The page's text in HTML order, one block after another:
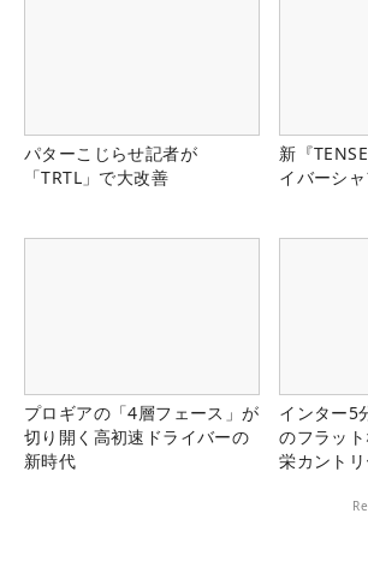
パターこじらせ記者が
「TRTL」で大改善
新『
イバーシ
プロギアの「4層フェース」が
切り開く高初速ドライバーの
新時代
インター5
のフラッ
栄カント